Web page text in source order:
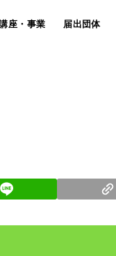
座・事業 届出団体